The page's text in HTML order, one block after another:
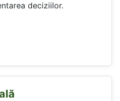
deciziilor.